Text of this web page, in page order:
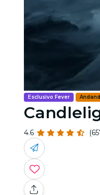
Esclusivo Fever
4.6